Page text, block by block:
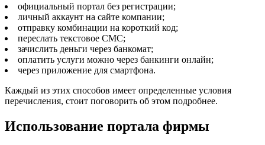
официальный портал без регистрации;
личный аккаунт на сайте компании;
отправку комбинации на короткий код;
переслать текстовое СМС;
зачислить деньги через банкомат;
оплатить услуги можно через банкинги онлайн;
через приложение для смартфона.
Каждый из этих способов имеет определенные условия
перечисления, стоит поговорить об этом подробнее.
Использование портала фирмы